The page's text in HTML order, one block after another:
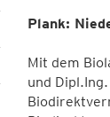
Plank:
Mit dem
und